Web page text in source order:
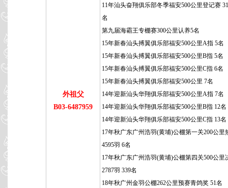
外祖父
B03-6487959
11年汕头奋翔俱乐部冬季福安500公里登记赛
名
第九届海霸王专棚赛300公里认养5名
15年新春汕头搏翼俱乐部福安500公里A指 5名
15年新春汕头搏翼俱乐部福安500公里B指 5名
15年新春汕头搏翼俱乐部福安500公里C指 6名
15年新春汕头搏翼俱乐部福安500公里 7名
14年迎新汕头华翔俱乐部福安500公里A指 7名
14年迎新汕头华翔俱乐部福安500公里B指 12名
14年迎新汕头华翔俱乐部福安500公里C指 13名
17年秋广东广州浩羽(黄埔)公棚第一关200公里
4595羽 6名
17年秋广东广州浩羽(黄埔)公棚第四关500公里
2787羽 339名
18年秋广州金羽公棚262公里预赛青鸽奖 51名